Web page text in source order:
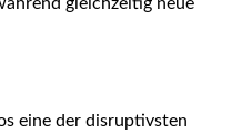
gleichzeitig neue
eine der disruptivsten